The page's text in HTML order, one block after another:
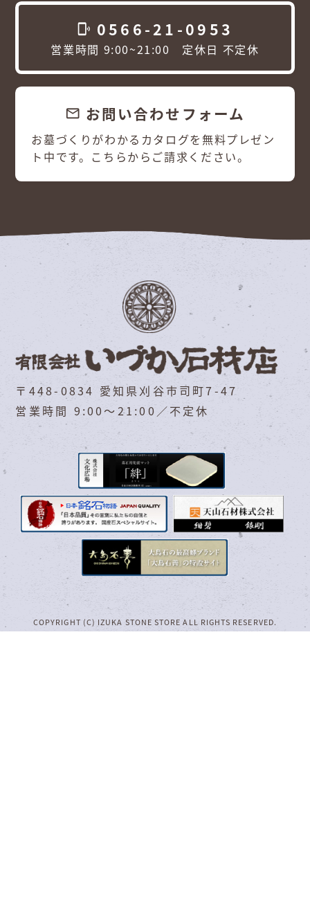
phonelink_ring 0566-21-0953
営業時間 9:00~21:00 定休日 不定休
email お問い合わせフォーム
お墓づくりがわかるカタログを無料プレゼン
ト中です。こちらからご請求ください。
〒448-0834 愛知県刈谷市司町7-47
営業時間 9:00～21:00／不定休
COPYRIGHT (C) IZUKA STONE STORE ALL RIGHTS RESERVED.